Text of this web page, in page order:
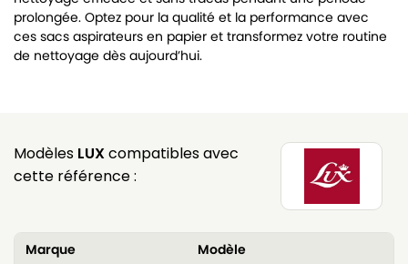
prolongée. Optez pour la qualité et la performance avec
ces sacs aspirateurs en papier et transformez votre routine
de nettoyage dès aujourd’hui.
Modèles LUXcompatibles avec
cette référence :
Marque
Modèle